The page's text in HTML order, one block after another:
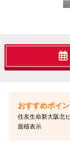
住友生命新大阪北
面積表示